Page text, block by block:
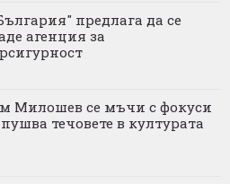
предлага да се
агенция за
Милошев се мъчи с фокуси
течовете в културата